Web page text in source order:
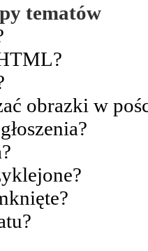
tematów
obrazki w